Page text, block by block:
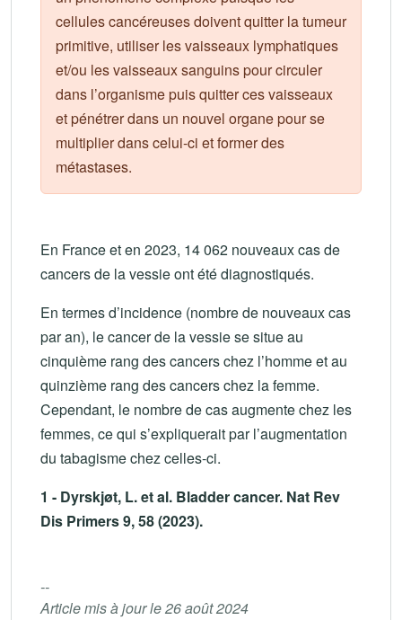
cellules cancéreuses doivent quitter la tumeur
primitive, utiliser les vaisseaux lymphatiques
et/ou les vaisseaux sanguins pour circuler
dans l’organisme puis quitter ces vaisseaux
et pénétrer dans un nouvel organe pour se
multiplier dans celui-ci et former des
métastases.
En France et en 2023, 14 062 nouveaux cas de
cancers de la vessie ont été diagnostiqués.
En termes d’incidence (nombre de nouveaux cas
par an), le cancer de la vessie se situe au
cinquième rang des cancers chez l’homme et au
quinzième rang des cancers chez la femme.
Cependant, le nombre de cas augmente chez les
femmes, ce qui s’expliquerait par l’augmentation
du tabagisme chez celles-ci.
1 - Dyrskjøt, L. et al. Bladder cancer. Nat Rev
Dis Primers 9, 58 (2023).
--
Article mis à jour le 26 août 2024